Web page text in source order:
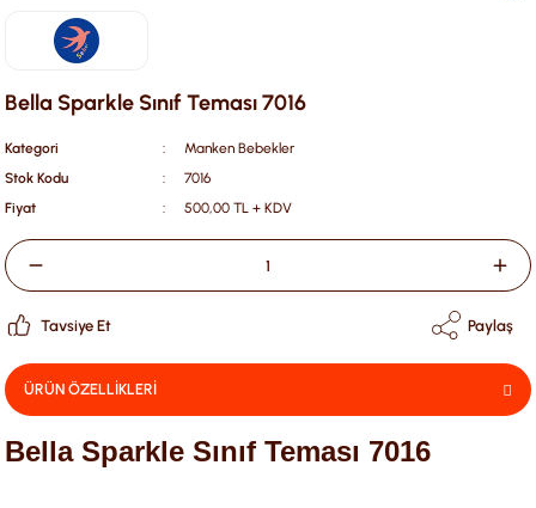
Bella Sparkle Sınıf Teması 7016
Kategori
Manken Bebekler
Stok Kodu
7016
Fiyat
500,00 TL + KDV
Tavsiye Et Paylaş
ÜRÜN ÖZELLİKLERİ
Bella Sparkle Sınıf Teması 7016